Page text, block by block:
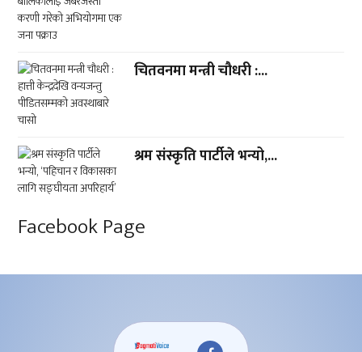
चितवनमा मन्त्री चौधरी :...
श्रम संस्कृति पार्टीले भन्यो,...
Facebook Page